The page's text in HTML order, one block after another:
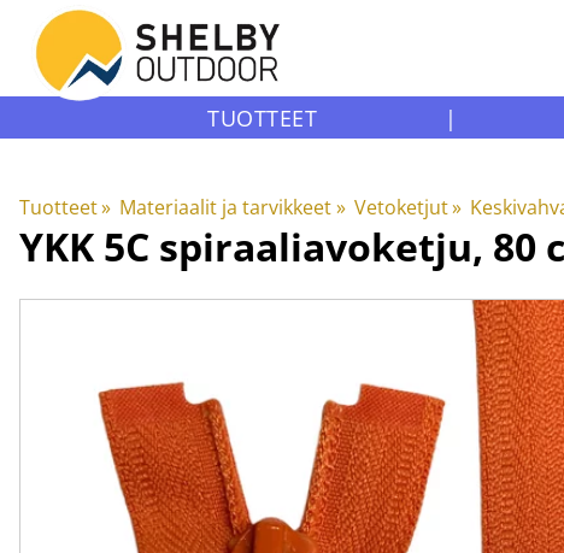
TUOTTEET |
Tuotteet‪» Materiaalit ja tarvikkeet‪» Vetoketjut‪»
YKK 5C spiraaliavoketju, 80